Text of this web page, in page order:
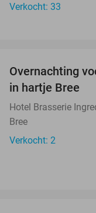
Verkocht: 33
TODAY
Overnachting
in hartje Bree
Hotel Brasserie
Bree
Verkocht: 2